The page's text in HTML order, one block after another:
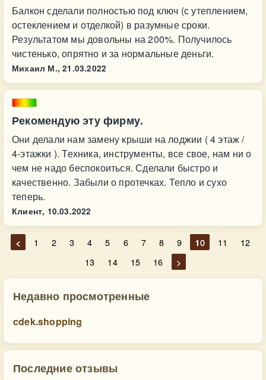
Балкон сделали полностью под ключ (с утеплением,
остеклением и отделкой) в разумные сроки.
Результатом мы довольны на 200%. Получилось
чистенько, опрятно и за нормальные деньги.
Михаил М., 21.03.2022
Рекомендую эту фирму.
Они делали нам замену крыши на лоджии ( 4 этаж /
4-этажки ). Техника, инструменты, все свое, нам ни о
чем не надо беспокоиться. Сделали быстро и
качественно. Забыли о протечках. Тепло и сухо
теперь.
Клиент, 10.03.2022
< 1 2 3 4 5 6 7 8 9 10 11
12
13
14 15 16 >
Недавно просмотренные
cdek.shopping
Последние отзывы